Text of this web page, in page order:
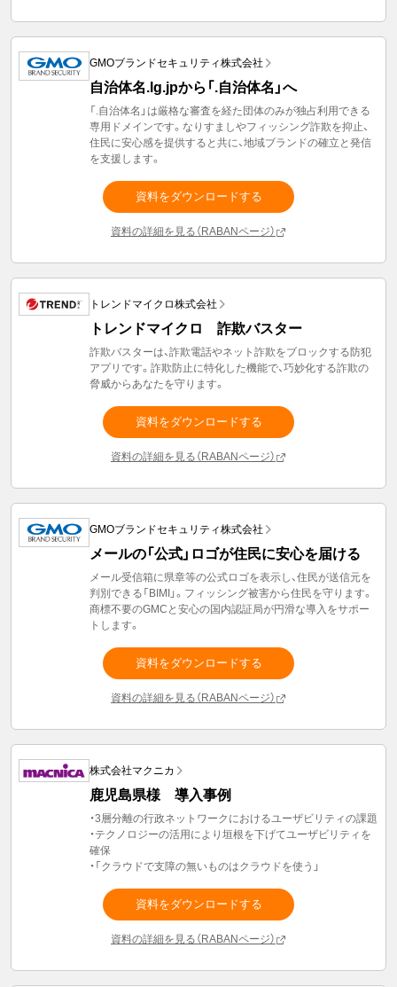
GMOブランドセキュリティ株式会社
自治体名.lg.jpから「.自治体名」へ
「.自治体名」は厳格な審査を経た団体のみが独占利用できる
専用ドメインです。なりすましやフィッシング詐欺を抑止、
住民に安心感を提供すると共に、地域ブランドの確立と発信
を支援します。
資料をダウンロードする
資料の詳細を見る（RABANページ）
トレンドマイクロ株式会社
トレンドマイクロ 詐欺バスター
詐欺バスターは、詐欺電話やネット詐欺をブロックする防犯
アプリです。詐欺防止に特化した機能で、巧妙化する詐欺の
脅威からあなたを守ります。
資料をダウンロードする
資料の詳細を見る（RABANページ）
GMOブランドセキュリティ株式会社
メールの「公式」ロゴが住民に安心を届ける
メール受信箱に県章等の公式ロゴを表示し、住民が送信元を
判別できる「BIMI」。フィッシング被害から住民を守ります。
商標不要のGMCと安心の国内認証局が円滑な導入をサポー
トします。
資料をダウンロードする
資料の詳細を見る（RABANページ）
株式会社マクニカ
鹿児島県様 導入事例
・3層分離の行政ネットワークにおけるユーザビリティの課題
・テクノロジーの活用により垣根を下げてユーザビリティを
確保
・「クラウドで支障の無いものはクラウドを使う」
資料をダウンロードする
資料の詳細を見る（RABANページ）